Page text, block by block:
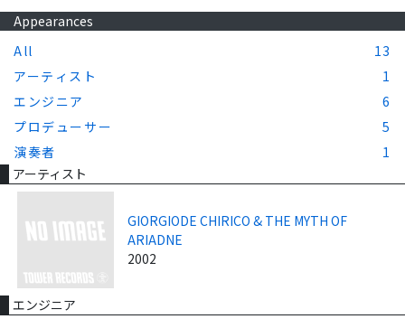
Appearances
All
13
アーティスト
1
エンジニア
6
プロデューサー
5
演奏者
1
アーティスト
GIORGIODE CHIRICO & THE MYTH OF
ARIADNE
2002
エンジニア